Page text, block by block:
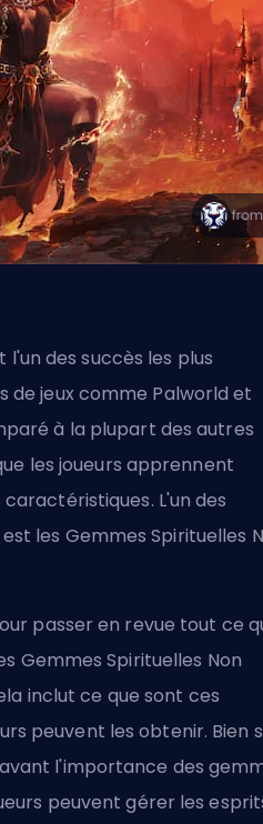
des succès les plus
de jeux comme Palworld et
à la plupart des autres
les joueurs apprennent
L'un des
les Gemmes Spirituelles
passer en revue tout ce
Gemmes Spirituelles Non
inclut ce que sont ces
peuvent les obtenir. Bien
l'importance des
peuvent gérer les